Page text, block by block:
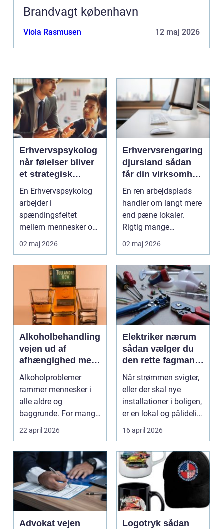
Brandvagt københavn
Viola Rasmusen 12 maj 2026
Erhvervspsykolog
når følelser bliver
et strategisk
værktøj i
arbejdslivet
En Erhvervspsykolog
arbejder i
spændingsfeltet
mellem mennesker og
forretning. Fokus er
ikke kun på ...
02 maj 2026
Erhvervsrengøring
djursland sådan
får din virksomhed
mest muligt ud af
rengøringen
En ren arbejdsplads
handler om langt mere
end pæne lokaler.
Rigtig mange
virksomheder på
Djursland o...
02 maj 2026
Alkoholbehandling
vejen ud af
afhængighed med
professionel støtte
Alkoholproblemer
rammer mennesker i
alle aldre og
baggrunde. For mange
starter det med
hyggedrik på ...
22 april 2026
Elektriker nærum
sådan vælger du
den rette fagmand
til dine el-opgaver
Når strømmen svigter,
eller der skal nye
installationer i boligen,
er en lokal og pålidelig
elektrik...
16 april 2026
Advokat vejen
Logotryk sådan